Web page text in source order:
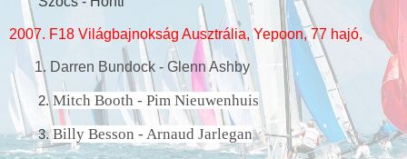
2007. F18 Világbajnokság Ausztrália, Yepoon, 77 hajó,
1. Darren Bundock - Glenn Ashby
2.Mitch Booth - Pim Nieuwenhuis
3.Billy Besson - Arnaud Jarlegan